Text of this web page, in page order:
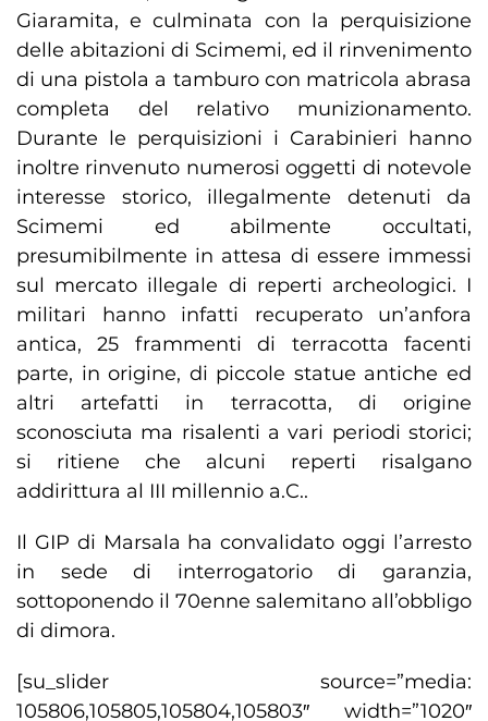
Giaramita, e culminata con la perquisizione
delle abitazioni di Scimemi, ed il rinvenimento
di una pistola a tamburo con matricola abrasa
completa del relativo munizionamento.
Durante le perquisizioni i Carabinieri hanno
inoltre rinvenuto numerosi oggetti di notevole
interesse storico, illegalmente detenuti da
Scimemi ed abilmente occultati,
presumibilmente in attesa di essere immessi
sul mercato illegale di reperti archeologici. I
militari hanno infatti recuperato un’anfora
antica, 25 frammenti di terracotta facenti
parte, in origine, di piccole statue antiche ed
altri artefatti in terracotta, di origine
sconosciuta ma risalenti a vari periodi storici;
si ritiene che alcuni reperti risalgano
addirittura al III millennio a.C..
Il GIP di Marsala ha convalidato oggi l’arresto
in sede di interrogatorio di garanzia,
sottoponendo il 70enne salemitano all’obbligo
di dimora.
[su_slider source=”media:
105806,105805,105804,105803″ width=”1020″